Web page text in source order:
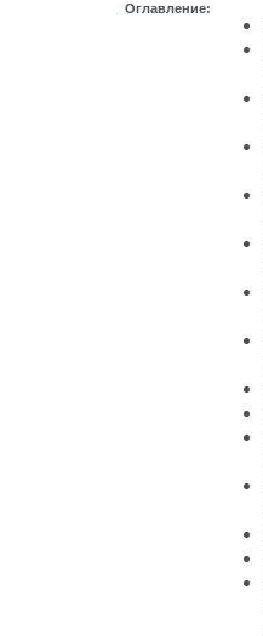
Оглавление: